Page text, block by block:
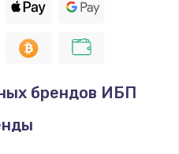
ТЭНа
руб.
шнура
руб.
брендов ИБП